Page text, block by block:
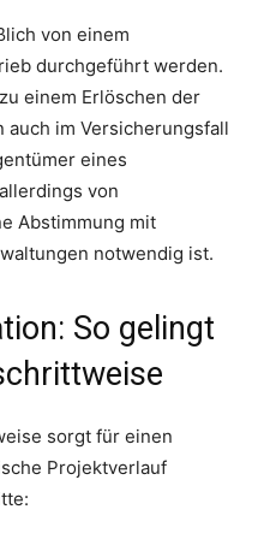
von einem
durchgeführt werden.
einem Erlöschen der
auch im Versicherungsfall
eines
von
Abstimmung mit
notwendig ist.
So gelingt
sorgt für einen
Projektverlauf